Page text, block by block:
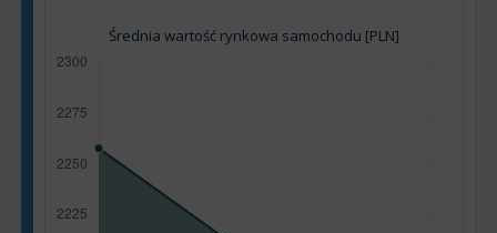
Średnia wartość rynkowa samochodu [PLN]